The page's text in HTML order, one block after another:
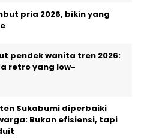
pria 2026, bikin yang
pendek wanita tren 2026:
retro yang low-
Sukabumi diperbaiki
Bukan efisiensi, tapi